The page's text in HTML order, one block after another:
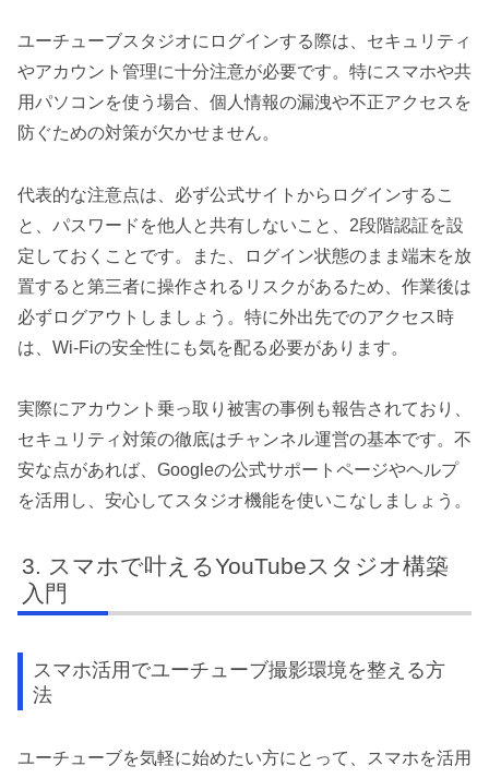
ユーチューブスタジオにログインする際は、セキュリティ
やアカウント管理に十分注意が必要です。特にスマホや共
用パソコンを使う場合、個人情報の漏洩や不正アクセスを
防ぐための対策が欠かせません。
代表的な注意点は、必ず公式サイトからログインするこ
と、パスワードを他人と共有しないこと、2段階認証を設
定しておくことです。また、ログイン状態のまま端末を放
置すると第三者に操作されるリスクがあるため、作業後は
必ずログアウトしましょう。特に外出先でのアクセス時
は、Wi-Fiの安全性にも気を配る必要があります。
実際にアカウント乗っ取り被害の事例も報告されており、
セキュリティ対策の徹底はチャンネル運営の基本です。不
安な点があれば、Googleの公式サポートページやヘルプ
を活用し、安心してスタジオ機能を使いこなしましょう。
スマホで叶えるYouTubeスタジオ構築
入門
スマホ活用でユーチューブ撮影環境を整える方
法
ユーチューブを気軽に始めたい方にとって、スマホを活用